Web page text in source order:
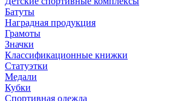
Батуты
Наградная продукция
Грамоты
Значки
Классификационные книжки
Статуэтки
Медали
Кубки
Спортивная одежда